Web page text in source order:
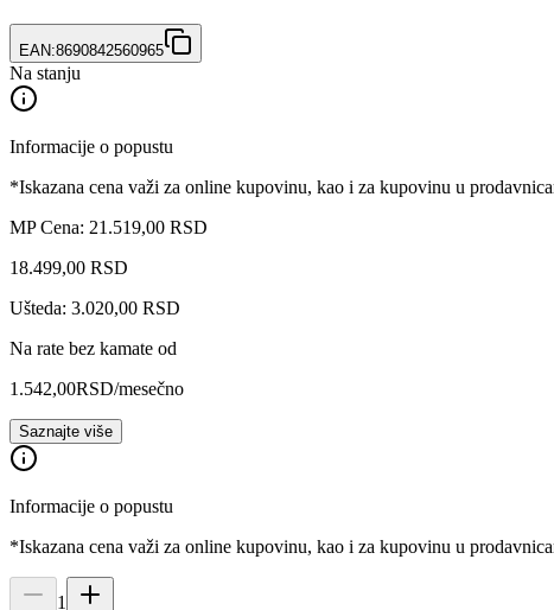
EAN:8690842560965
Na stanju
Informacije o popustu
*Iskazana cena važi za online kupovinu, kao i za kupovinu u
MP Cena: 21.519,00 RSD
18.499,00 RSD
Ušteda: 3.020,00 RSD
Na rate bez kamate od
1.542,00RSD/mesečno
Saznajte više
Informacije o popustu
*Iskazana cena važi za online kupovinu, kao i za kupovinu u
1